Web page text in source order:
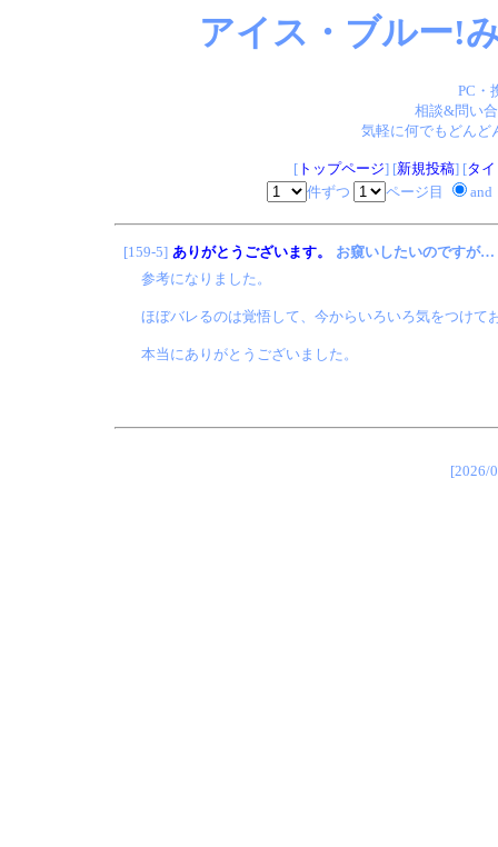
アイス・ブルー!
PC・
相談&問い
気軽に何でもどん
[トップページ] [新規投稿] [タ
件ずつ
ページ目 and
[159-5] ありがとうございます。
お窺いしたいのですが…
参考になりました。
ほぼバレるのは覚悟して、今からいろいろ気をつけて
本当にありがとうございました。
[2026/